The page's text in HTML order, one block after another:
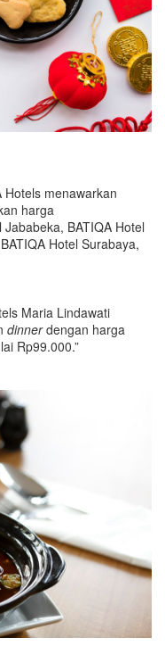
Hotels menawarkan
harga
BATIQA Hotel
Hotel Surabaya,
Maria Lindawati
dinnerdengan harga
Rp99.000.”